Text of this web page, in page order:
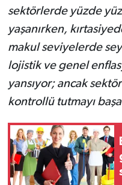
sektörlerde yüzde
yaşanırken,
makul seviyelerde
lojistik ve genel
yansıyor; ancak
kontrollü tutmayı